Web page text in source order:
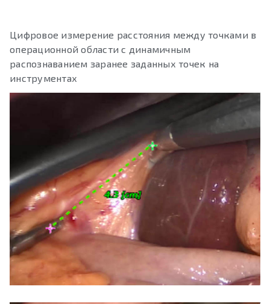
Цифровое измерение расстояния между точками в
операционной области с динамичным
распознаванием заранее заданных точек на
инструментах